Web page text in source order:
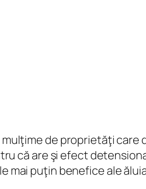
mulţime de proprietăţi
că are şi efect
mai puţin benefice ale